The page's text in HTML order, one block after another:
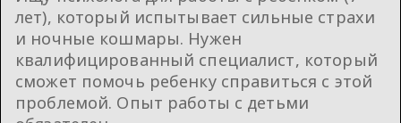
лет), который испытывает сильные страхи
и ночные кошмары. Нужен
квалифицированный специалист, который
сможет помочь ребенку справиться с этой
проблемой. Опыт работы с детьми